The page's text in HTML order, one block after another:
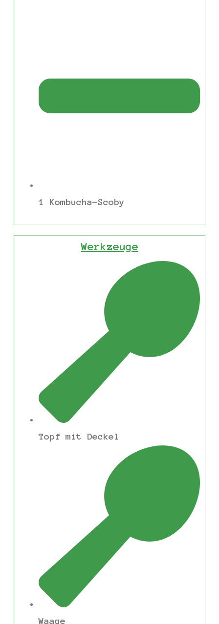
1 Kombucha-Scoby
Werkzeuge
Topf mit Deckel
Waage